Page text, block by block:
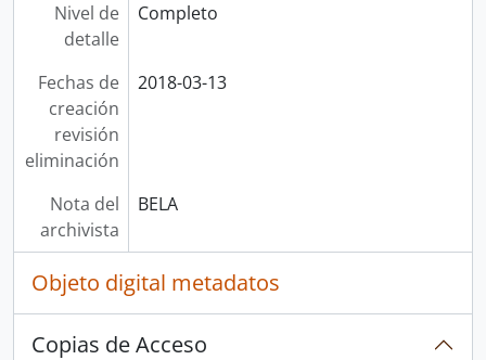
Nivel de
detalle
Completo
Fechas de
creación
revisión
eliminación
2018-03-13
Nota del
archivista
BELA
Objeto digital metadatos
Copias de Acceso